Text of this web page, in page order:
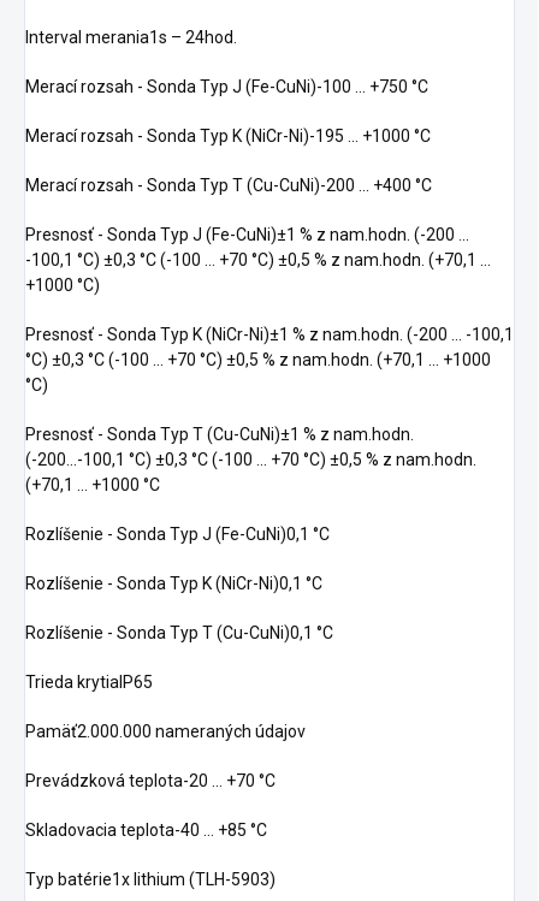
Interval merania1s – 24hod.
Merací rozsah - Sonda Typ J (Fe-CuNi)-100 ... +750 °C
Merací rozsah - Sonda Typ K (NiCr-Ni)-195 ... +1000 °C
Merací rozsah - Sonda Typ T (Cu-CuNi)-200 ... +400 °C
Presnosť - Sonda Typ J (Fe-CuNi)±1 % z nam.hodn. (-200 ...
-100,1 °C) ±0,3 °C (-100 ... +70 °C) ±0,5 % z nam.hodn. (+70,1 ...
+1000 °C)
Presnosť - Sonda Typ K (NiCr-Ni)±1 % z nam.hodn. (-200 ... -100,1
°C) ±0,3 °C (-100 ... +70 °C) ±0,5 % z nam.hodn. (+70,1 ... +1000
°C)
Presnosť - Sonda Typ T (Cu-CuNi)±1 % z nam.hodn.
(-200...-100,1 °C) ±0,3 °C (-100 ... +70 °C) ±0,5 % z nam.hodn.
(+70,1 ... +1000 °C
Rozlíšenie - Sonda Typ J (Fe-CuNi)0,1 °C
Rozlíšenie - Sonda Typ K (NiCr-Ni)0,1 °C
Rozlíšenie - Sonda Typ T (Cu-CuNi)0,1 °C
Trieda krytiaIP65
Pamäť2.000.000 nameraných údajov
Prevádzková teplota-20 … +70 °C
Skladovacia teplota-40 … +85 °C
Typ batérie1x lithium (TLH-5903)